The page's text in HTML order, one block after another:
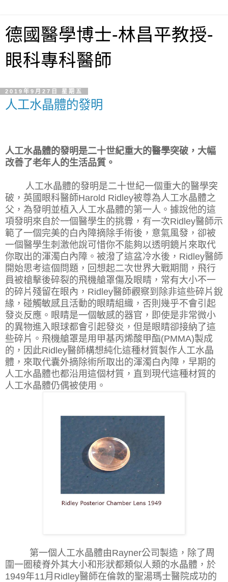
德國醫學博士-林昌平教授-
眼科專科醫師
2019年9月27日 星期五
人工水晶體的發明
人工水晶體的發明是二十世紀重大的醫學突破，大幅
改善了老年人的生活品質。
人工水晶體的發明是二十世紀一個重大的醫學突
破，英國眼科醫師Harold Ridley被尊為人工水晶體之
父，為發明並植入人工水晶體的第一人。據說他的這
項發明來自於一個醫學生的挑釁，有一次Ridley醫師示
範了一個完美的白內障摘除手術後，意氣風發，卻被
一個醫學生刺激他說可惜你不能夠以透明鏡片來取代
你取出的渾濁白內障。被潑了這盆冷水後， Ridley醫師
開始思考這個問題，回想起二次世界大戰期間，飛行
員被槍擊後碎裂的飛機艙罩傷及眼睛，常有大小不一
的碎片殘留在眼內， Ridley醫師觀察到除非這些碎片銳
緣，碰觸敏感且活動的眼睛組織，否則幾乎不會引起
發炎反應。眼睛是一個敏感的器官，即使是非常微小
的異物進入眼球都會引起發炎，但是眼睛卻接納了這
些碎片。飛機艙罩是用甲基丙烯酸甲酯(PMMA)製成
的，因此Ridley醫師構想純化這種材質製作人工水晶
體，來取代囊外摘除術所取出的渾濁白內障，早期的
人工水晶體也都沿用這個材質，直到現代這種材質的
人工水晶體仍偶被使用。
第一個人工水晶體由Rayner公司製造，除了周
圍一圈稜脊外其大小和形狀都類似人類的水晶體，於
1949年11月 Ridley醫師在倫敦的聖湯瑪士醫院成功的